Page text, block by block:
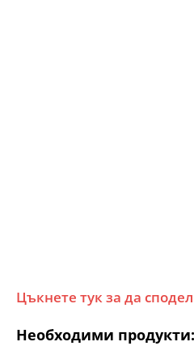
Цъкнете тук за да
Необходими продукти: